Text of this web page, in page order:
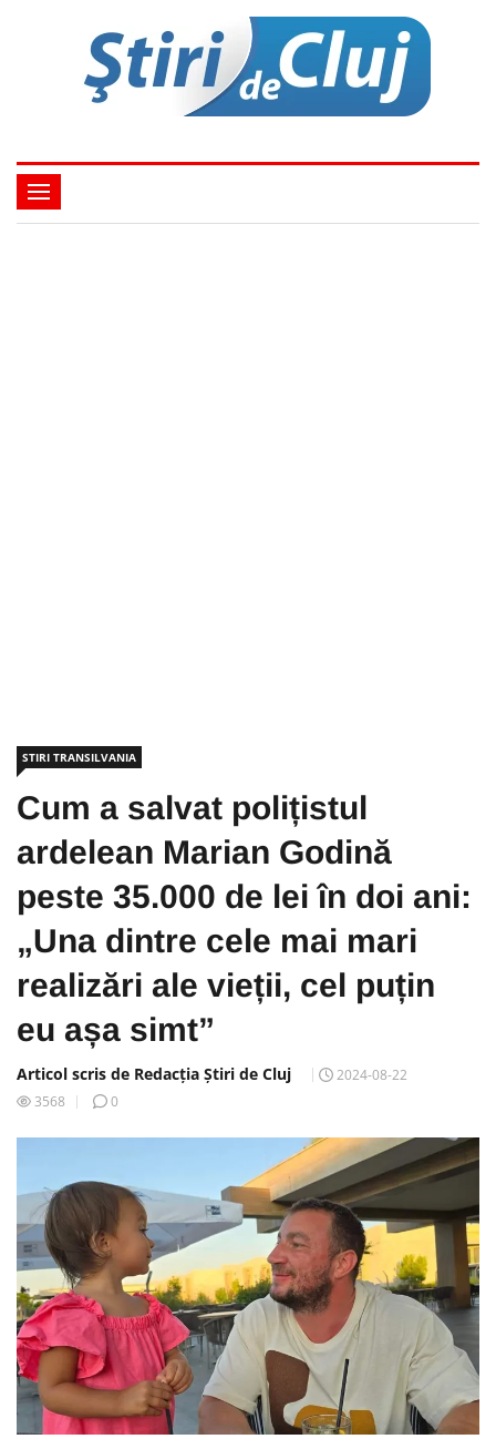
STIRI TRANSILVANIA
Cum a salvat polițistul
ardelean Marian Godină
peste 35.000 de lei în doi ani:
„Una dintre cele mai mari
realizări ale vieții, cel puțin
eu așa simt”
Articol scris de Redacția Știri de Cluj
2024-08-22
3568
0